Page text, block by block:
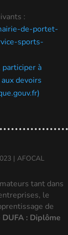
:
de-portet-
sports-
à
devoirs
| AFOCAL
tant dans
le
de
DUFA : Diplôme